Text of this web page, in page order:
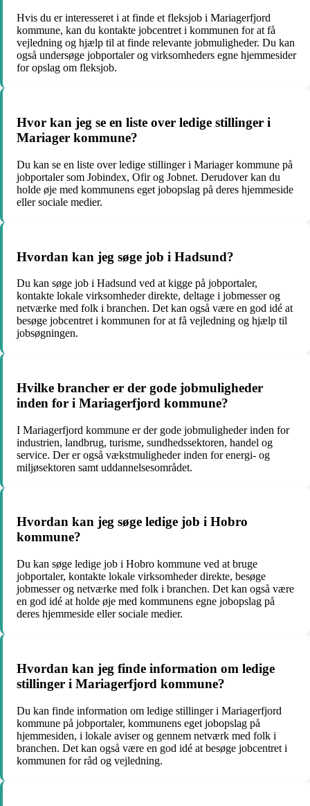
Hvis du er interesseret i at finde et fleksjob i Mariagerfjord
kommune, kan du kontakte jobcentret i kommunen for at få
vejledning og hjælp til at finde relevante jobmuligheder. Du kan
også undersøge jobportaler og virksomheders egne hjemmesider
for opslag om fleksjob.
Hvor kan jeg se en liste over ledige stillinger i
Mariager kommune?
Du kan se en liste over ledige stillinger i Mariager kommune på
jobportaler som Jobindex, Ofir og Jobnet. Derudover kan du
holde øje med kommunens eget jobopslag på deres hjemmeside
eller sociale medier.
Hvordan kan jeg søge job i Hadsund?
Du kan søge job i Hadsund ved at kigge på jobportaler,
kontakte lokale virksomheder direkte, deltage i jobmesser og
netværke med folk i branchen. Det kan også være en god idé at
besøge jobcentret i kommunen for at få vejledning og hjælp til
jobsøgningen.
Hvilke brancher er der gode jobmuligheder
inden for i Mariagerfjord kommune?
I Mariagerfjord kommune er der gode jobmuligheder inden for
industrien, landbrug, turisme, sundhedssektoren, handel og
service. Der er også vækstmuligheder inden for energi- og
miljøsektoren samt uddannelsesområdet.
Hvordan kan jeg søge ledige job i Hobro
kommune?
Du kan søge ledige job i Hobro kommune ved at bruge
jobportaler, kontakte lokale virksomheder direkte, besøge
jobmesser og netværke med folk i branchen. Det kan også være
en god idé at holde øje med kommunens egne jobopslag på
deres hjemmeside eller sociale medier.
Hvordan kan jeg finde information om ledige
stillinger i Mariagerfjord kommune?
Du kan finde information om ledige stillinger i Mariagerfjord
kommune på jobportaler, kommunens eget jobopslag på
hjemmesiden, i lokale aviser og gennem netværk med folk i
branchen. Det kan også være en god idé at besøge jobcentret i
kommunen for råd og vejledning.